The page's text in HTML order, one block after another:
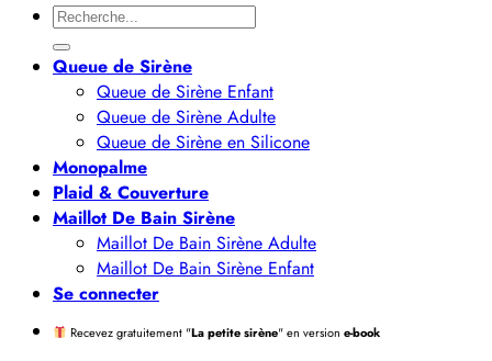
Recherche
pour :
Queue de Sirène
Queue de Sirène Enfant
Queue de Sirène Adulte
Queue de Sirène en Silicone
Monopalme
Plaid & Couverture
Maillot De Bain Sirène
Maillot De Bain Sirène Adulte
Maillot De Bain Sirène Enfant
Se connecter
Recevez gratuitement "La petite sirène" en version e-book